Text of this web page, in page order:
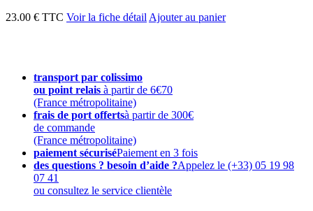
23.00 € TTC Voir la fiche détail Ajouter au panier
transport par colissimo
ou point relais à partir de 6€70
(France métropolitaine)
frais de port offertsà partir de 300€
de commande
(France métropolitaine)
paiement sécuriséPaiement en 3 fois
des questions ? besoin d’aide ?Appelez le (+33) 05 19 98
07 41
ou consultez le service clientèle